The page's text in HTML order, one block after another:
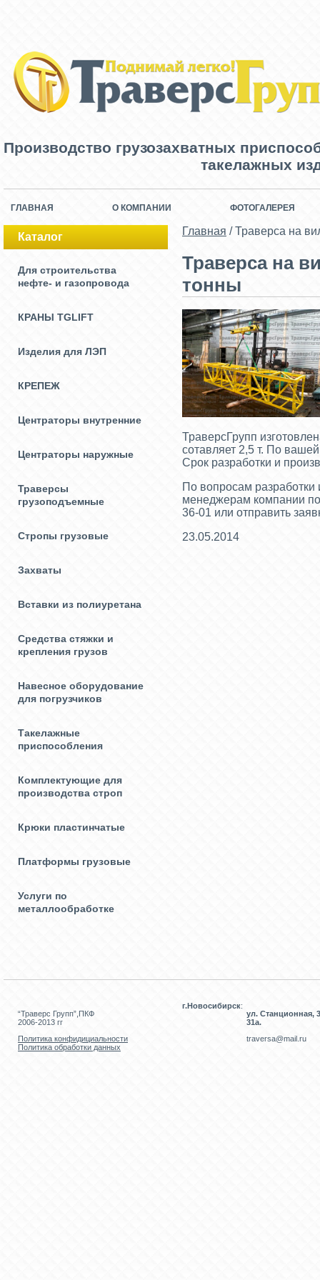
Производство грузозахватных
такелажных
ГЛАВНАЯ О КОМПАНИИ ФОТОГАЛЕРЕЯ
Каталог
Для строительства
нефте- и газопровода
КРАНЫ TGLIFT
Изделия для ЛЭП
КРЕПЕЖ
Центраторы внутренние
Центраторы наружные
Траверсы
грузоподъемные
Стропы грузовые
Захваты
Вставки из полиуретана
Средства стяжки и
крепления грузов
Навесное оборудование
для погрузчиков
Такелажные
приспособления
Комплектующие для
производства строп
Крюки пластинчатые
Платформы грузовые
Услуги по
металлообработке
Главная /Траверса на
Траверса на
тонны
ТраверсГрупп
сотавляет 2,5 т. По
Срок разработки и
По вопросам разработки
менеджерам компании по
36-01 или отправить
23.05.2014
“Траверс Групп”,ПКФ
2006-2013 гг
Политика конфидициальности
Политика обработки данных
г.Новосибирск:
ул. Станционная,
31а.
traversa@mail.ru